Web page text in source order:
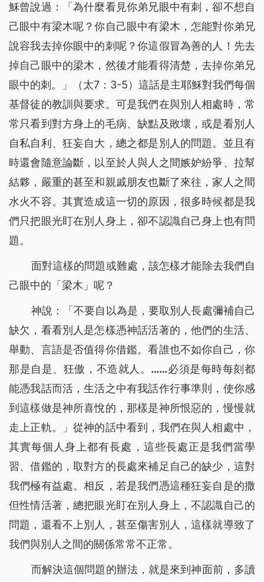
穌曾說過：「為什麼看見你弟兄眼中有刺，卻不想自
己眼中有梁木呢？你自己眼中有梁木，怎能對你弟兄
說容我去掉你眼中的刺呢？你這假冒為善的人！先去
掉自己眼中的梁木，然後才能看得清楚，去掉你弟兄
眼中的刺。
」（太7：3-5）這話是主耶穌對我們每個
基督徒的教訓與要求。可是我們在與別人相處時，常
常只看到對方身上的毛病、缺點及敗壞，或是看別人
自私自利、狂妄自大，總之都是別人的問題。並且有
時還會隨意論斷，以至於人與人之間嫉妒紛爭、拉幫
結夥，嚴重的甚至和親戚朋友也斷了來往，家人之間
水火不容。其實造成這一切的原因，很多時候都是我
們只把眼光盯在別人身上，卻不認識自己身上也有問
題。
面對這樣的問題或難處，該怎樣才能除去我們自
己眼中的「梁木」呢？
神說：「不要自以為是，要取別人長處彌補自己
缺欠，看看別人是怎樣憑神話活著的，他們的生活、
舉動、言語是否值得你借鑑。看誰也不如你自己，你
那是自是、狂傲，不造就人。……必須是每時每刻都
能憑我話而活，生活之中有我話作行事準則，使你感
到這樣做是神所喜悅的，那樣是神所恨惡的，慢慢就
走上正軌。
」從神的話中看到，我們在與人相處中，
其實每個人身上都有長處，這些長處正是我們當學
習、借鑑的，取對方的長處來補足自己的缺少，這對
我們極有益處。相反，若是我們憑這種狂妄自是的撒
但性情活著，總把眼光盯在別人身上，不認識自己的
問題，還看不上別人，甚至傷害別人，這樣就導致了
我們與別人之間的關係常常不正常。
而解決這個問題的辦法，就是來到神面前，多讀